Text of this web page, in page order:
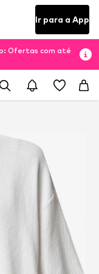
Ir para a App
Ofertas com até